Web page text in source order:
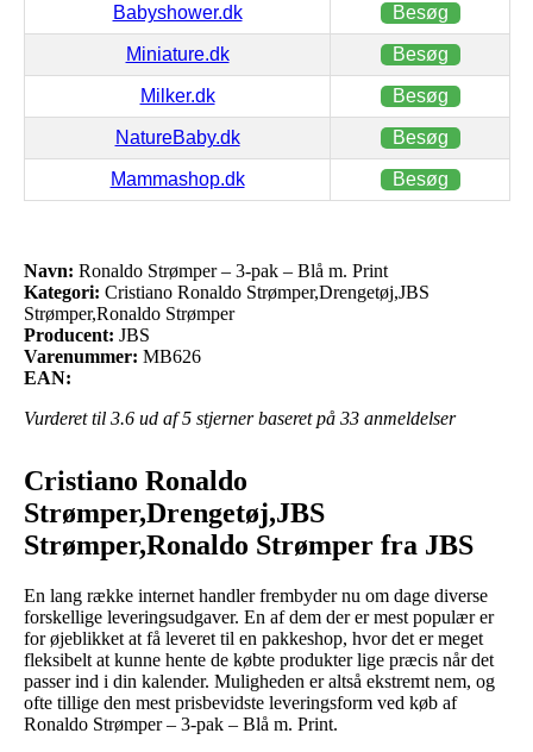
Babyshower.dk Besøg
Miniature.dk Besøg
Milker.dk Besøg
NatureBaby.dk Besøg
Mammashop.dk Besøg
Navn: Ronaldo Strømper – 3-pak – Blå m. Print
Kategori: Cristiano Ronaldo Strømper,Drengetøj,JBS
Strømper,Ronaldo Strømper
Producent: JBS
Varenummer: MB626
EAN:
Vurderet til 3.6 ud af 5 stjerner baseret på 33 anmeldelser
Cristiano Ronaldo
Strømper,Drengetøj,JBS
Strømper,Ronaldo Strømper fra JBS
En lang række internet handler frembyder nu om dage diverse
forskellige leveringsudgaver. En af dem der er mest populær er
for øjeblikket at få leveret til en pakkeshop, hvor det er meget
fleksibelt at kunne hente de købte produkter lige præcis når det
passer ind i din kalender. Muligheden er altså ekstremt nem, og
ofte tillige den mest prisbevidste leveringsform ved køb af
Ronaldo Strømper – 3-pak – Blå m. Print.